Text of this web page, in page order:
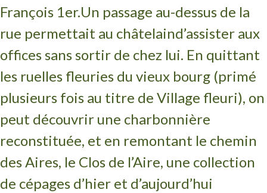
François 1er.Un passage au-dessus de la
rue permettait au châtelaind’assister aux
offices sans sortir de chez lui. En quittant
les ruelles fleuries du vieux bourg (primé
plusieurs fois au titre de Village fleuri), on
peut découvrir une charbonnière
reconstituée, et en remontant le chemin
des Aires, le Clos de l’Aire, une collection
de cépages d’hier et d’aujourd’hui